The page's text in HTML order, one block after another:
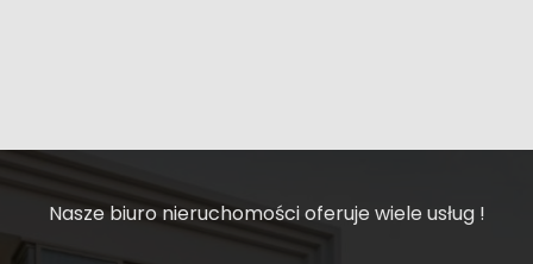
Nasze biuro nieruchomości oferuje wiele usług !